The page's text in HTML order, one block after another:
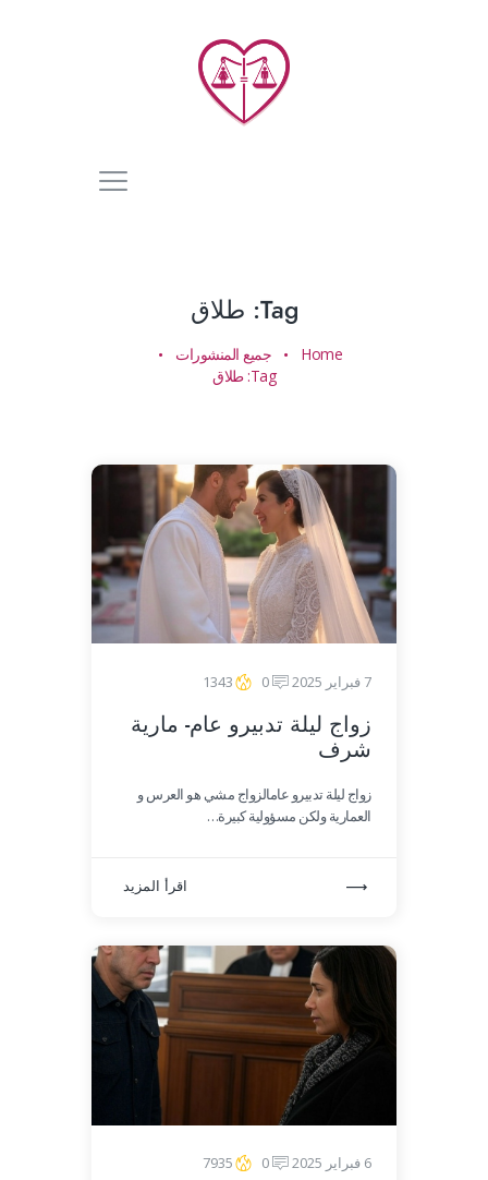
Tag: طلاق
Home
جميع المنشورات
Tag: طلاق
7 فبراير 2025 0
1343
زواج ليلة تدبيرو عام- مارية
شرف
زواج ليلة تدبيرو عامالزواج مشي هو العرس و
العمارية ولكن مسؤولية كبيرة…
اقرأ المزيد
6 فبراير 2025 0
7935